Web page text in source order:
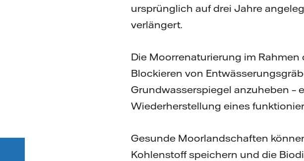
ursprünglich auf drei Jahre
verlängert.
Die Moorrenaturierung im
Blockieren von
Grundwasserspiegel anzuheben –
Wiederherstellung eines
Gesunde Moorlandschaften
Kohlenstoff speichern und die